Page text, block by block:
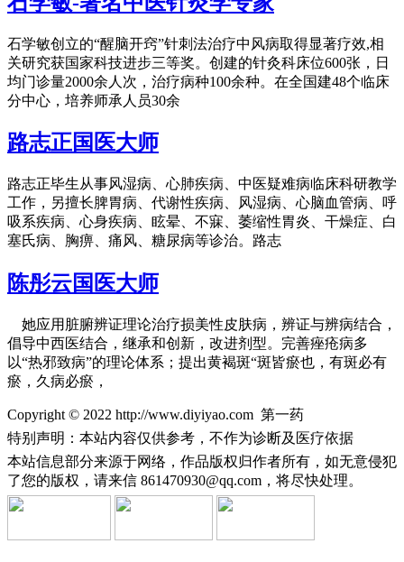
石学敏创立的“醒脑开窍”针刺法治疗中风病取得显著疗效,相
关研究获国家科技进步三等奖。创建的针灸科床位600张，日
均门诊量2000余人次，治疗病种100余种。在全国建48个临床
分中心，培养师承人员30余
路志正国医大师
路志正毕生从事风湿病、心肺疾病、中医疑难病临床科研教学
工作，另擅长脾胃病、代谢性疾病、风湿病、心脑血管病、呼
吸系疾病、心身疾病、眩晕、不寐、萎缩性胃炎、干燥症、白
塞氏病、胸痹、痛风、糖尿病等诊治。路志
陈彤云国医大师
她应用脏腑辨证理论治疗损美性皮肤病，辨证与辨病结合，
倡导中西医结合，继承和创新，改进剂型。完善痤疮病多
以“热邪致病”的理论体系；提出黄褐斑“斑皆瘀也，有斑必有
瘀，久病必瘀，
Copyright © 2022 http://www.diyiyao.com 第一药
特别声明：本站内容仅供参考，不作为诊断及医疗依据
本站信息部分来源于网络，作品版权归作者所有，如无意侵犯
了您的版权，请来信 861470930@qq.com，将尽快处理。